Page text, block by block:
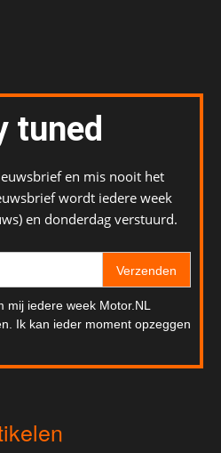
tuned
en mis nooit het
wordt iedere week
en donderdag verstuurd.
Verzenden
mij iedere week Motor.NL
Ik kan ieder moment opzeggen